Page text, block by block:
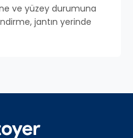
ve yüzey durumuna
jantın yerinde